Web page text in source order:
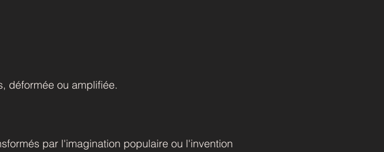
déformée ou amplifiée.
par l'imagination populaire ou l'invention